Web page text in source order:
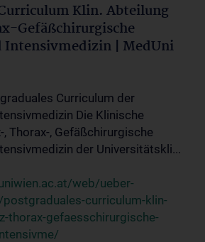
Klin. Abteilung
Gefäßchirurgische
Intensivmedizin | MedUni
Curriculum der
Die Klinische
Thorax-, Gefäßchirurgische
der Universitätskli...
web/ueber-
curriculum-klin-
thorax-gefaesschirurgische-